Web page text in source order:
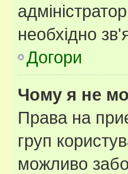
необхідно
Догори
Чому я не
Права на
груп
можливо